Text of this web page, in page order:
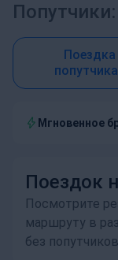
Попутчики:
Поездка
Мгновенное
Поездок
Посмотрите
маршруту в
без